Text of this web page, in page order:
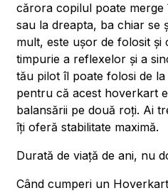
cărora copilul poate merge
sau la dreapta, ba chiar se
mult, este ușor de folosit
timpurie a reflexelor și a
tău pilot îl poate folosi de
pentru că acest hoverkart
balansării pe două roți. Ai
îți oferă stabilitate maximă.
Durată de viață de ani, nu
Când cumperi un